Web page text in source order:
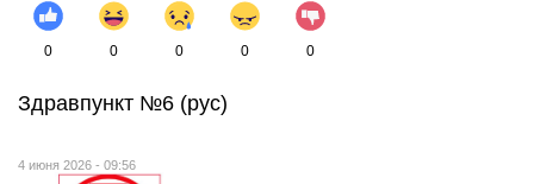
0 0 0 0 0
Здравпункт №6 (рус)
4 июня 2026 - 09:56